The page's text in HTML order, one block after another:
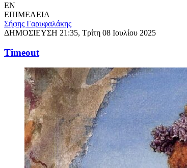
EN
ΕΠΙΜΕΛΕΙΑ
Σήφης Γαρυφαλάκης
ΔΗΜΟΣΙΕΥΣΗ 21:35, Τρίτη 08 Ιουλίου 2025
Timeout